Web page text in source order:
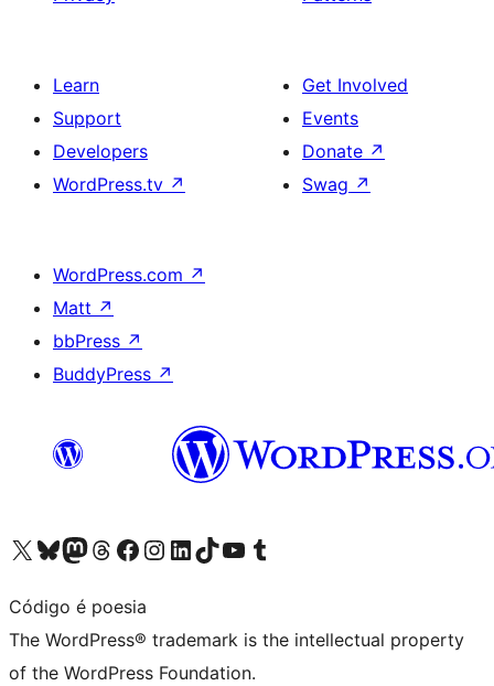
Learn
Support
Developers
WordPress.tv ↗
Get Involved
Events
Donate ↗
Swag ↗
WordPress.com ↗
Matt ↗
bbPress ↗
BuddyPress ↗
Visit our X (formerly Twitter) account
Visit our Bluesky account
Visit our Mastodon account
Visit our Threads account
Visit our Facebook page
Visit our Instagram account
Visit our LinkedIn account
Visit our TikTok account
Visit our YouTube channel
Visit our Tumblr account
Código é poesia
The WordPress® trademark is the intellectual property
of the WordPress Foundation.